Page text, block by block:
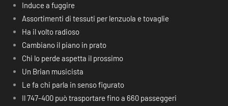
Induce a fuggire
Assortimenti di tessuti per lenzuola e tovaglie
Ha il volto radioso
Cambiano il piano in prato
Chi lo perde aspetta il prossimo
Un Brian musicista
Le fa chi parla in senso figurato
Il 747-400 può trasportare fino a 660 passeggeri